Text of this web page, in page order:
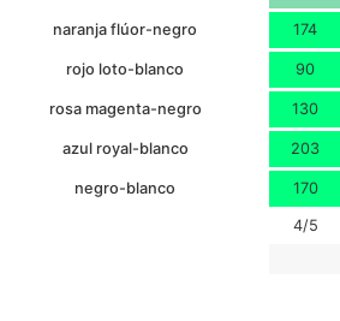
naranja flúor-negro 174
rojo loto-blanco 90
rosa magenta-negro 130
azul royal-blanco 203
negro-blanco 170
4/5